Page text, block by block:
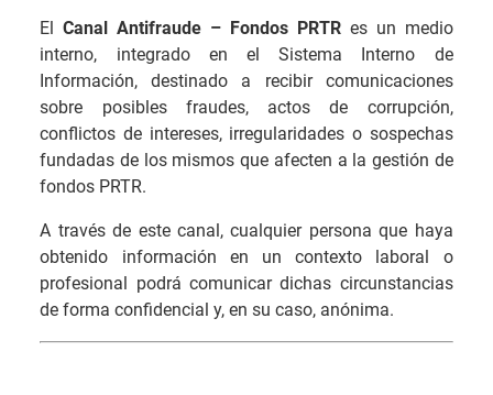
ElCanal Antifraude – Fondos PRTRes un medio
interno, integrado en el Sistema Interno de
Información, destinado a recibir comunicaciones
sobre posibles fraudes, actos de corrupción,
conflictos de intereses, irregularidades o sospechas
fundadas de los mismos que afecten a la gestión de
fondos PRTR.
A través de este canal, cualquier persona que haya
obtenido información en un contexto laboral o
profesional podrá comunicar dichas circunstancias
de forma confidencial y, en su caso, anónima.